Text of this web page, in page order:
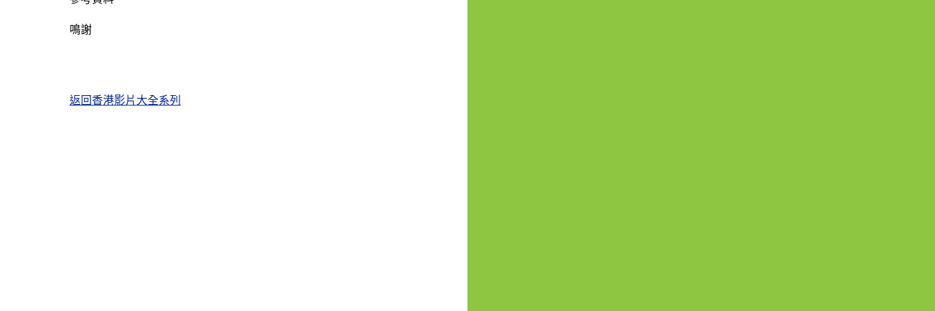
鳴謝
返回香港影片大全系列